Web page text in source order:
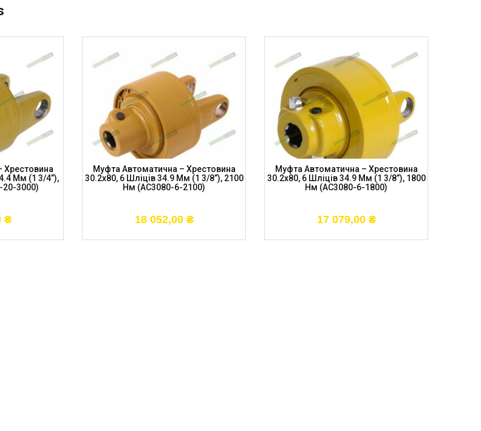
Хрестовина
Мм (1 3/4”),
20-3000)
₴
Муфта Автоматична – Хрестовина
30.2х80, 6 Шліців 34.9 Мм (1 3/8”), 2100
Нм (AC3080-6-2100)
18 052,00 ₴
Муфта Автоматична – Хрестовина
30.2х80, 6 Шліців 34.9 Мм (1 3/8”), 1800
Нм (AC3080-6-1800)
17 079,00 ₴